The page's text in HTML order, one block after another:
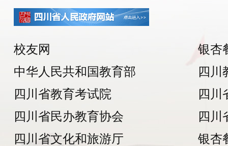
校友网
银杏
中华人民共和国教育部
四川
四川省教育考试院
四川
四川省民办教育协会
四川
四川省文化和旅游厅
银杏